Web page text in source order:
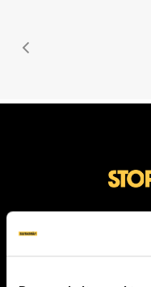
OVER GRONDSCHROEF